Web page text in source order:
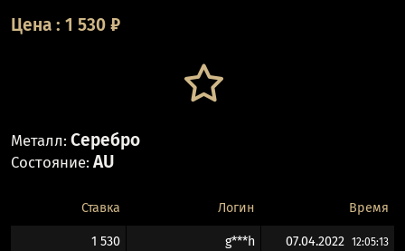
Цена : 1 530 ₽
Металл: Серебро
Состояние: AU
Ставка Логин Время
1 530 g***h 07.04.2022 12:05:13